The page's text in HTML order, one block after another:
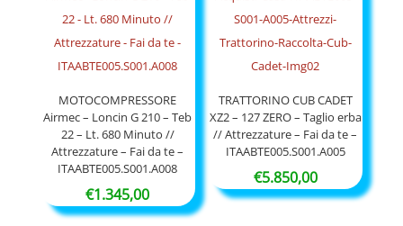
MOTOCOMPRESSORE
Airmec – Loncin G 210 – Teb
22 – Lt. 680 Minuto //
Attrezzature – Fai da te –
ITAABTE005.S001.A008
€1.345,00
TRATTORINO CUB CADET
XZ2 – 127 ZERO – Taglio erba
// Attrezzature – Fai da te –
ITAABTE005.S001.A005
€5.850,00